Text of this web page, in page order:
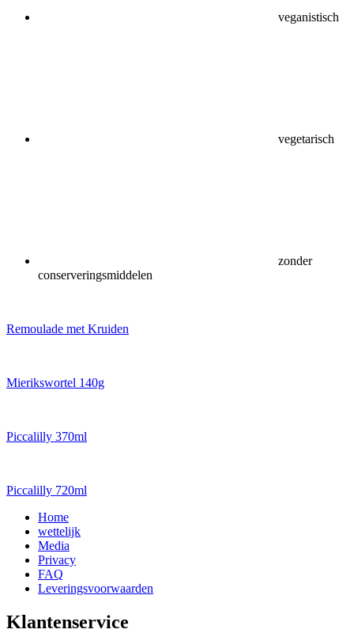
veganistisch
vegetarisch
zonder
conserveringsmiddelen
Remoulade met Kruiden
Mierikswortel 140g
Piccalilly 370ml
Piccalilly 720ml
Home
wettelijk
Media
Privacy
FAQ
Leveringsvoorwaarden
Klantenservice